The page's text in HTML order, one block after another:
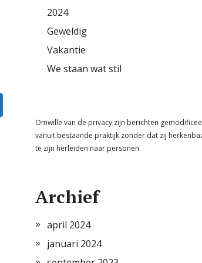
2024
Geweldig
Vakantie
We staan wat stil
Omwille van de privacy zijn berichten
vanuit bestaande praktijk zonder dat zij
te zijn herleiden naar personen
Archief
april 2024
januari 2024